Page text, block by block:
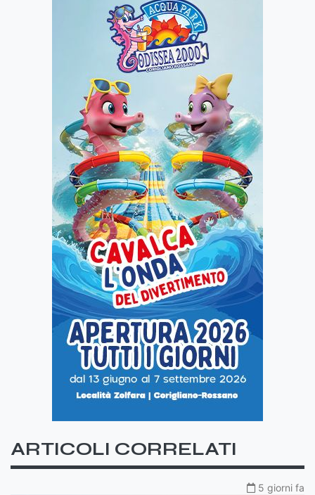
ARTICOLI CORRELATI
5 giorni fa